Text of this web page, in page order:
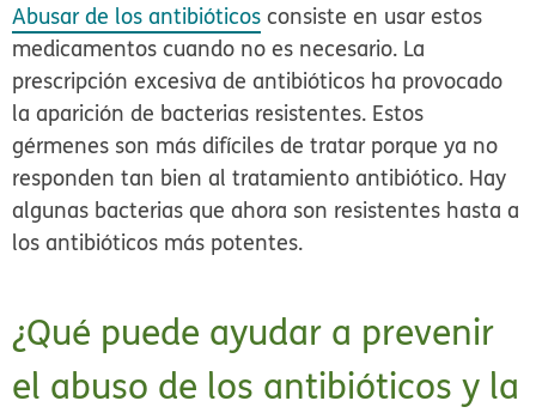
Abusar de los antibióticos consiste en usar estos
medicamentos cuando no es necesario. La
prescripción excesiva de antibióticos ha provocado
la aparición de bacterias resistentes. Estos
gérmenes son más difíciles de tratar porque ya no
responden tan bien al tratamiento antibiótico. Hay
algunas bacterias que ahora son resistentes hasta a
los antibióticos más potentes.
¿Qué puede ayudar a prevenir
el abuso de los antibióticos y la